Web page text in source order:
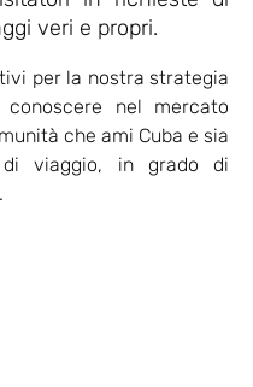
veri e propri.
per la nostra strategia
nel mercato
che ami Cuba e sia
viaggio, in grado di